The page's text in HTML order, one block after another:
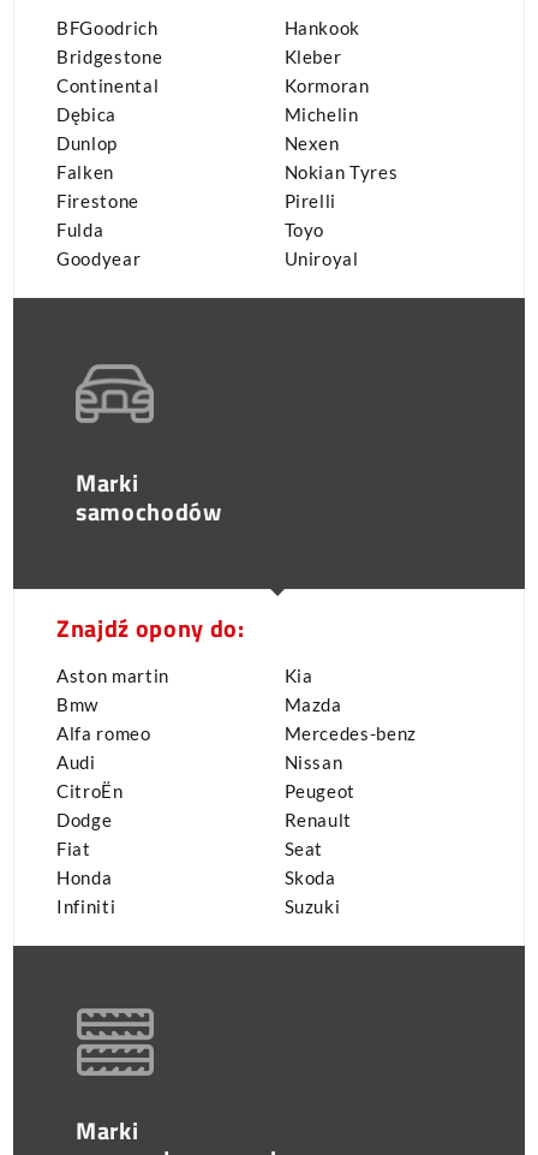
BFGoodrich
Bridgestone
Continental
Dębica
Dunlop
Falken
Firestone
Fulda
Goodyear
Hankook
Kleber
Kormoran
Michelin
Nexen
Nokian Tyres
Pirelli
Toyo
Uniroyal
Marki
samochodów
Znajdź opony do:
Aston martin
Bmw
Alfa romeo
Audi
CitroËn
Dodge
Fiat
Honda
Infiniti
Kia
Mazda
Mercedes-benz
Nissan
Peugeot
Renault
Seat
Skoda
Suzuki
Marki